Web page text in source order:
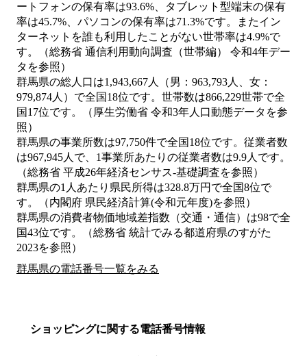
ートフォンの保有率は93.6%、タブレット型端末の保有
率は45.7%、パソコンの保有率は71.3%です。またイン
ターネットを誰も利用したことがない世帯率は4.9%で
す。（総務省 通信利用動向調査（世帯編） 令和4年デー
タを参照）
群馬県の総人口は1,943,667人（男：963,793人、女：
979,874人）で全国18位です。世帯数は866,229世帯で全
国17位です。（厚生労働省 令和3年人口動態データを参
照）
群馬県の事業所数は97,750件で全国18位です。従業者数
は967,945人で、1事業所あたりの従業者数は9.9人です。
（総務省 平成26年経済センサス‐基礎調査を参照）
群馬県の1人あたり県民所得は328.8万円で全国8位で
す。（内閣府 県民経済計算(令和元年度)を参照）
群馬県の消費者物価地域差指数（交通・通信）は98で全
国43位です。（総務省 統計でみる都道府県のすがた
2023を参照）
群馬県の電話番号一覧をみる
ショッピングに関する電話番号情報